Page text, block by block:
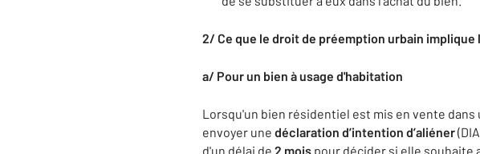
2/ Ce que le droit de préemption urbain implique
a/ Pour un bien à usage d'habitation
Lorsqu'un bien résidentiel est mis en vente
envoyer une déclaration d’intention d’aliéner
d'un délai de 2 mois pour décider si elle souhaite